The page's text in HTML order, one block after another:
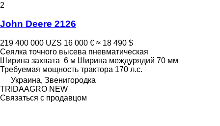
2
John Deere 2126
219 400 000 UZS 16 000 € ≈ 18 490 $
Сеялка точного высева пневматическая
Ширина захвата 6 м Ширина междурядий 70 мм
Требуемая мощность трактора 170 л.с.
Украина, Звенигородка
TRIDAAGRO NEW
Связаться с продавцом